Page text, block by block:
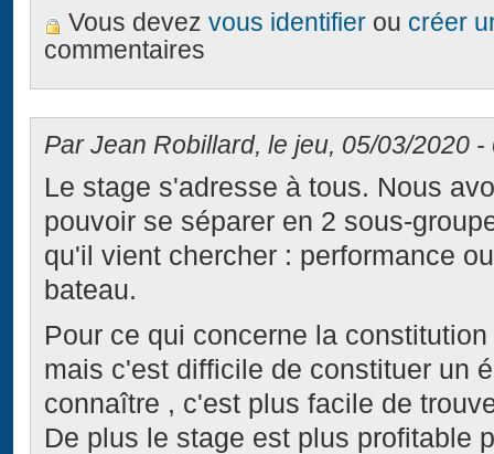
Vous devezvous identifier ou créer
commentaires
Par Jean Robillard, le jeu, 05/03/2020 -
Le stage s'adresse à tous. Nous
pouvoir se séparer en 2 sous-
qu'il vient chercher : performance
bateau.
Pour ce qui concerne la
mais c'est difficile de constituer un
connaître , c'est plus facile de
De plus le stage est plus profitable